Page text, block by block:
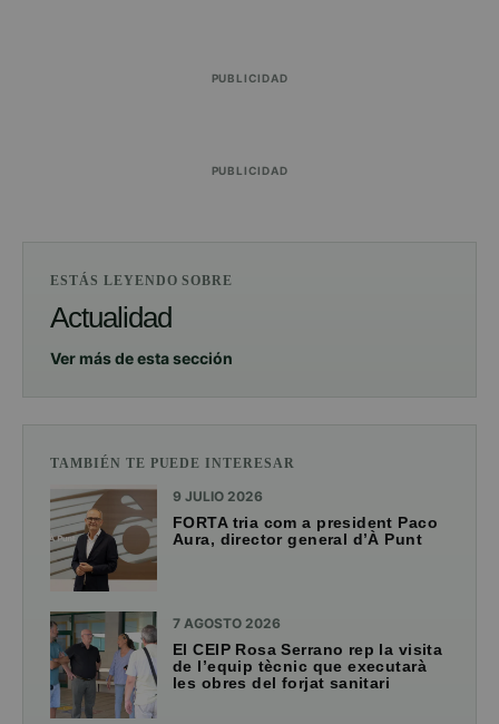
PUBLICIDAD
PUBLICIDAD
ESTÁS LEYENDO SOBRE
Actualidad
Ver más de esta sección
TAMBIÉN TE PUEDE INTERESAR
9 JULIO 2026
FORTA tria com a president Paco
Aura, director general d’À Punt
7 AGOSTO 2026
El CEIP Rosa Serrano rep la visita
de l’equip tècnic que executarà
les obres del forjat sanitari